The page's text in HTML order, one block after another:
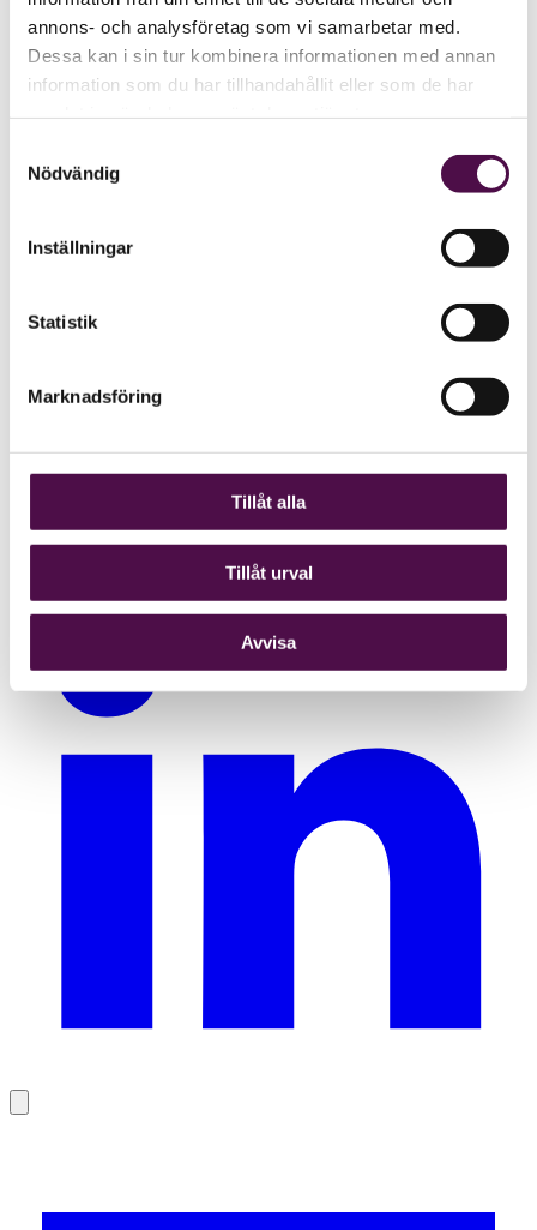
annons- och analysföretag som vi samarbetar med.
Dessa kan i sin tur kombinera informationen med annan
information som du har tillhandahållit eller som de har
Nödvändig
Inställningar
Statistik
Marknadsföring
Tillåt alla
Tillåt urval
Avvisa